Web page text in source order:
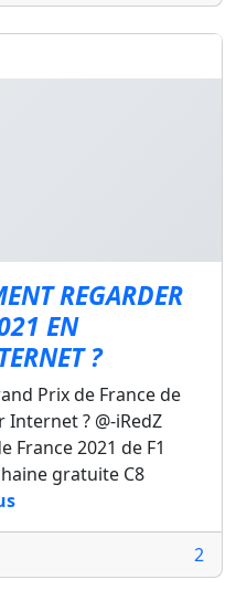
REGARDER
EN
?
Prix de France de
? @-iRedZ
France 2021 de F1
gratuite C8
2